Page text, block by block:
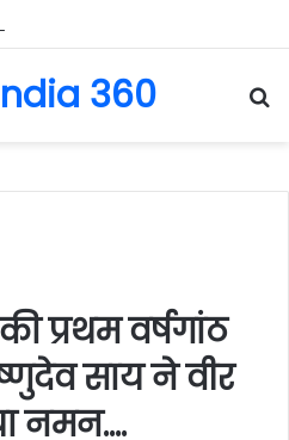
360
प्रथम वर्षगांठ
साय ने वीर
नमन….